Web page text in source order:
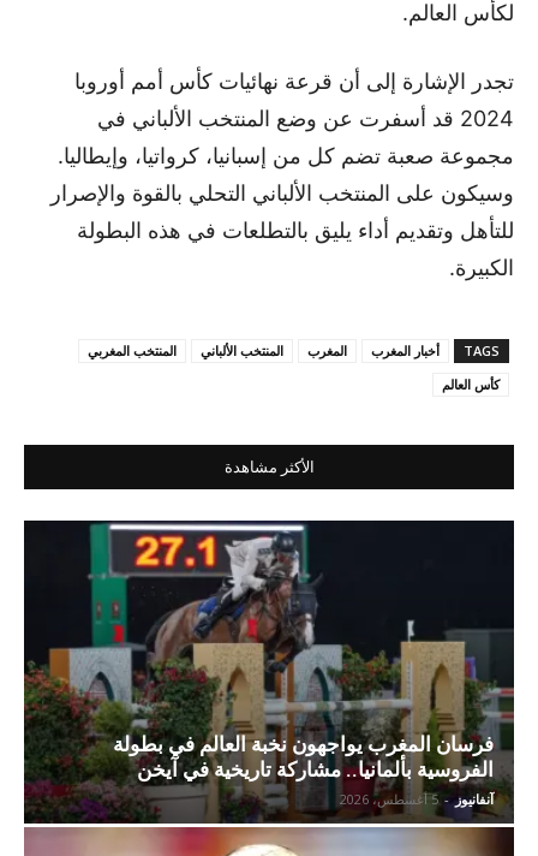
لكأس العالم.
تجدر الإشارة إلى أن قرعة نهائيات كأس أمم أوروبا
2024 قد أسفرت عن وضع المنتخب الألباني في
مجموعة صعبة تضم كل من إسبانيا، كرواتيا، وإيطاليا.
وسيكون على المنتخب الألباني التحلي بالقوة والإصرار
للتأهل وتقديم أداء يليق بالتطلعات في هذه البطولة
الكبيرة.
TAGS أخبار المغرب المغرب المنتخب الألباني
المنتخب المغربي
كأس العالم
الأكثر مشاهدة
فرسان المغرب يواجهون نخبة العالم في بطولة
الفروسية بألمانيا.. مشاركة تاريخية في آيخن
آنفانيوز - 5 أغسطس، 2026